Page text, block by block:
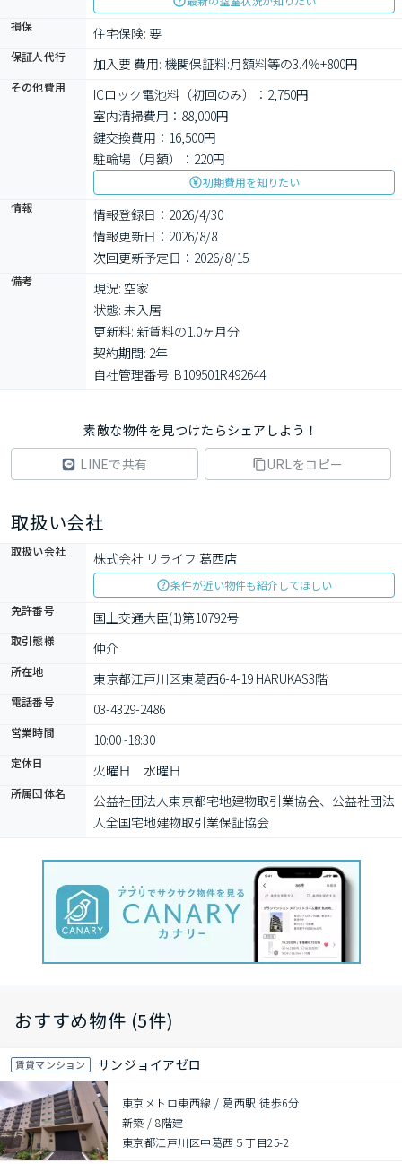
損保
住宅保険: 要
保証人代行 加入要 費用: 機関保証料:月額料等の3.4％+800円
その他費用
ICロック電池料（初回のみ）：2,750円
室内清掃費用：88,000円
鍵交換費用：16,500円
駐輪場（月額）：220円
初期費用を知りたい
情報
情報登録日：2026/4/30
情報更新日：2026/8/8
次回更新予定日：2026/8/15
備考
現況: 空家
状態: 未入居
更新料: 新賃料の1.0ヶ月分
契約期間: 2年
自社管理番号: B109501R492644
素敵な物件を見つけたらシェアしよう！
LINEで共有
URLをコピー
取扱い会社
取扱い会社 株式会社 リライフ 葛西店
条件が近い物件も紹介してほしい
免許番号
国土交通大臣(1)第10792号
取引態様 仲介
所在地 東京都江戸川区東葛西6-4-19 HARUKAS3階
電話番号 03-4329-2486
営業時間 10:00~18:30
定休日 火曜日　水曜日
所属団体名
公益社団法⼈東京都宅地建物取引業協会、公益社団法
⼈全国宅地建物取引業保証協会
おすすめ物件 (5件)
賃貸マンション サンジョイアゼロ
東京メトロ東西線 / 葛西駅 徒歩6分
新築 /8階建
東京都江戸川区中葛西５丁目25-2